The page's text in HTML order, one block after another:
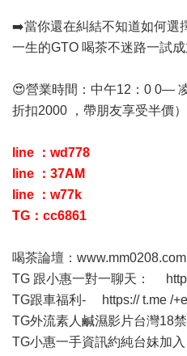
➡️當你還在糾結不知道如何選
一生的GTO 喝茶不迷路一試成
😍營業時間：中午12：0 0—
折扣2000 ，帶朋友享受半價）
line ：wd778
line
：37AM
line
：w77k
TG：cc6861
喝茶論壇： www.mm0208.com
TG 跟小惠一對一聊天：
TG跟車福利-
https:// t.me /
TG外流素人鹹濕影片台灣18禁
TG小惠一手資訊約純台妹加入